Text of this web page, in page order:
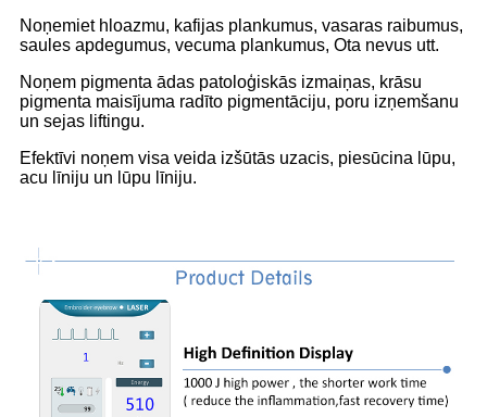
Noņemiet hloazmu, kafijas plankumus, vasaras raibumus,
saules apdegumus, vecuma plankumus, Ota nevus utt.
Noņem pigmenta ādas patoloģiskās izmaiņas, krāsu
pigmenta maisījuma radīto pigmentāciju, poru izņemšanu
un sejas liftingu.
Efektīvi noņem visa veida izšūtās ​​uzacis, piesūcina lūpu,
acu līniju un lūpu līniju.